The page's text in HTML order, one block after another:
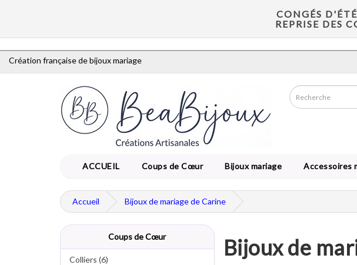
CONGÉS
REPRISE DES
Création française de bijoux mariage
ACCUEIL Coups de Cœur Bijoux mariage Accessoires
Accueil Bijoux de mariage de Carine
Coups de Cœur
Colliers (6) Bijoux de